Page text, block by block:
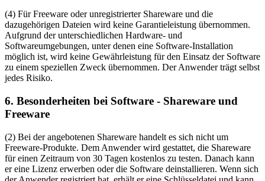
(4) Für Freeware oder unregistrierter Shareware und die
dazugehörigen Dateien wird keine Garantieleistung übernommen.
Aufgrund der unterschiedlichen Hardware- und
Softwareumgebungen, unter denen eine Software-Installation
möglich ist, wird keine Gewährleistung für den Einsatz der Software
zu einem speziellen Zweck übernommen. Der Anwender trägt selbst
jedes Risiko.
6. Besonderheiten bei Software - Shareware und
Freeware
(2) Bei der angebotenen Shareware handelt es sich nicht um
Freeware-Produkte. Dem Anwender wird gestattet, die Shareware
für einen Zeitraum von 30 Tagen kostenlos zu testen. Danach kann
er eine Lizenz erwerben oder die Software deinstallieren. Wenn sich